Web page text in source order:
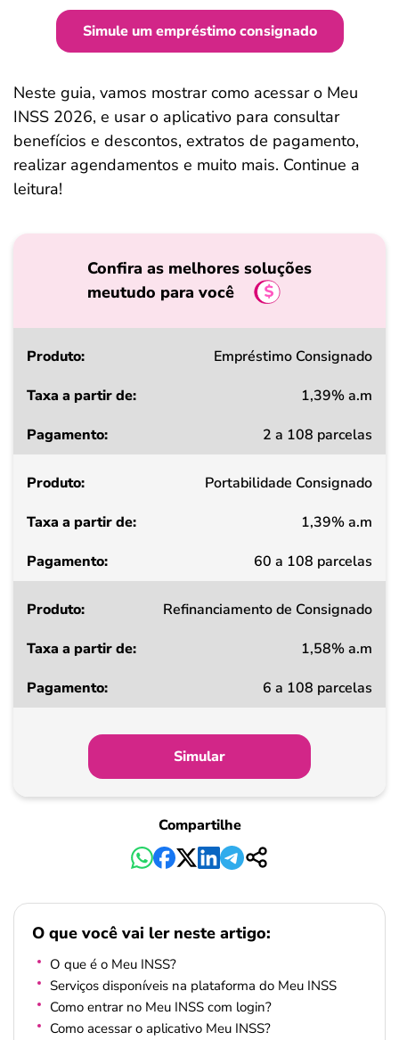
Simule um empréstimo consignado
Neste guia, vamos mostrar como acessar o Meu
INSS 2026, e usar o aplicativo para consultar
benefícios e descontos, extratos de pagamento,
realizar agendamentos e muito mais. Continue a
leitura!
Confira as melhores soluções
meutudo para você
Produto
a
de
Pagamento
Empréstimo Consignado
1,39% a.m
2 a 108 parcelas
Portabilidade Consignado
1,39% a.m
60 a 108 parcelas
Refinanciamento de Consignado
1,58% a.m
6 a 108 parcelas
Simular
Compartilhe
O que você vai ler neste artigo:
O que é o Meu INSS?
Serviços disponíveis na plataforma do Meu INSS
Como entrar no Meu INSS com login?
Como acessar o aplicativo Meu INSS?